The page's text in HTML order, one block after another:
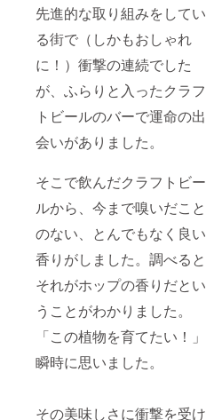
先進的な取り組みをしてい
る街で（しかもおしゃれ
に！）衝撃の連続でした
が、ふらりと入ったクラフ
トビールのバーで運命の出
会いがありました。
そこで飲んだクラフトビー
ルから、今まで嗅いだこと
のない、とんでもなく良い
香りがしました。調べると
それがホップの香りだとい
うことがわかりました。
「この植物を育てたい！」
瞬時に思いました。
その美味しさに衝撃を受け